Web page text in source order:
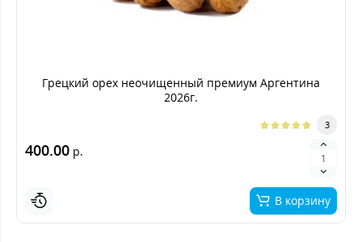
Грецкий орех неочищенный премиум Аргентина
2026г.
3
400.00 р.
В корзину